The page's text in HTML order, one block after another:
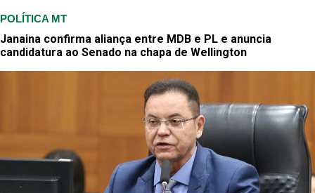
POLÍTICA MT
Janaina confirma aliança entre MDB e PL e anuncia
candidatura ao Senado na chapa de Wellington